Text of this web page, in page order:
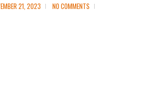
21, 2023 NO COMMENTS